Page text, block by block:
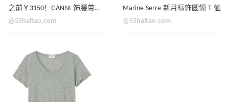
之前￥3150！GANNI 饰腰带碎花无袖连衣裙
@55haitao.com
Marine Serre 新月标饰圆领 T 恤
@55haitao.com